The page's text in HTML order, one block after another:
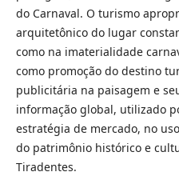
do Carnaval. O turismo
arquitetônico do lugar
como na imaterialidade
como promoção do destino
publicitária na paisagem e
informação global, utilizado
estratégia de mercado, no
do patrimônio histórico e
Tiradentes.